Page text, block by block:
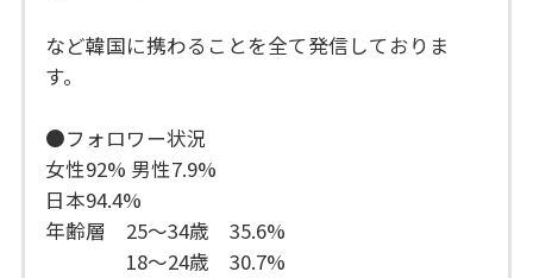
など韓国に携わることを全て発信しておりま
す。
●フォロワー状況
女性92% 男性7.9%
日本94.4%
年齢層 25〜34歳 35.6%
18〜24歳 30.7%